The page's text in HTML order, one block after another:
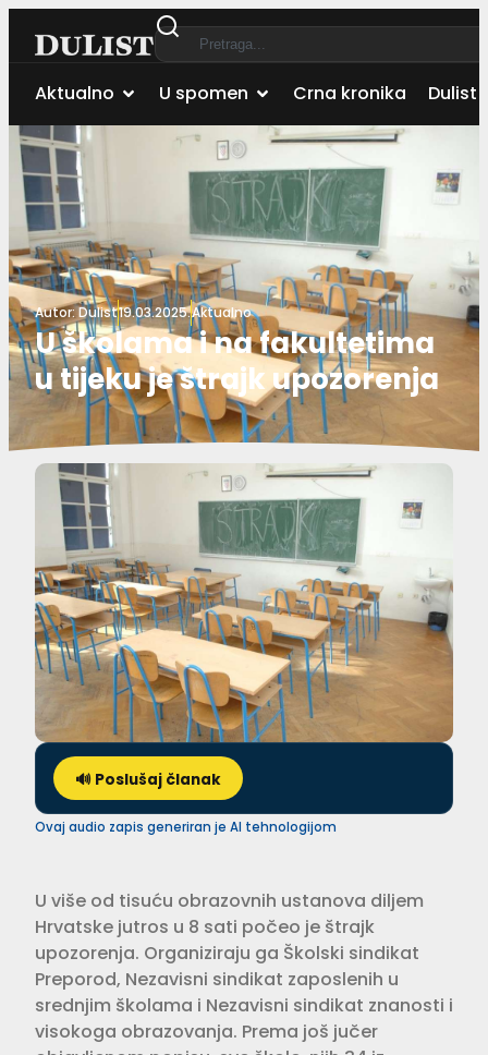
Aktualno U spomen Crna kronika Dulist
Autor:Dulist19.03.2025.Aktualno
U školama i na fakultetima
u tijeku je štrajk upozorenja
🔊 Poslušaj članak
Ovaj audio zapis generiran je AI tehnologijom
U više od tisuću obrazovnih ustanova diljem
Hrvatske jutros u 8 sati počeo je štrajk
upozorenja. Organiziraju ga Školski sindikat
Preporod, Nezavisni sindikat zaposlenih u
srednjim školama i Nezavisni sindikat znanosti i
visokoga obrazovanja. Prema još jučer